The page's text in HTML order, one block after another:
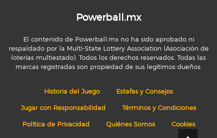
Powerball.mx
El contenido de Powerball.mx no ha sido aprobado ni
respaldado por la Multi-State Lottery Association (Asociación de
loterías multiestado). Todos los derechos reservados. Todas las
marcas registradas son propiedad de sus legítimos dueños.
Historia del Juego Estafas y Consejos
Jugar con Responsabilidad Términos y Condiciones
Política de Privacidad Quiénes Somos Cookies